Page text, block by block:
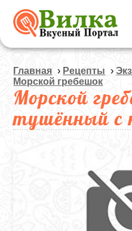
Главная › Рецепты ›
Морской гребешок
Морской
тушённый с